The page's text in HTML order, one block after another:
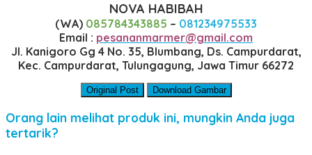
NOVA HABIBAH
(WA) 085784343885 – 081234975533
Email : pesananmarmer@gmail.com
Jl. Kanigoro Gg 4 No. 35, Blumbang, Ds. Campurdarat,
Kec. Campurdarat, Tulungagung, Jawa Timur 66272
Original Post Download Gambar
Orang lain melihat produk ini, mungkin Anda juga
tertarik?